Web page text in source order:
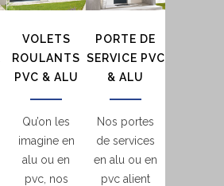
VOLETS
ROULANTS
PVC & ALU
Qu’on les
imagine en
alu ou en
pvc, nos
PORTE DE
SERVICE PVC
& ALU
Nos portes
de services
en alu ou en
pvc alient